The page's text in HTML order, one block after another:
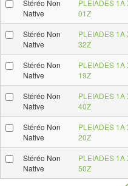
Stéréo Non
Native
PLEIADES
01Z
Stéréo Non
Native
PLEIADES
32Z
Stéréo Non
Native
PLEIADES
19Z
Stéréo Non
Native
PLEIADES
40Z
Stéréo Non
Native
PLEIADES
20Z
Stéréo Non
Native
PLEIADES
50Z